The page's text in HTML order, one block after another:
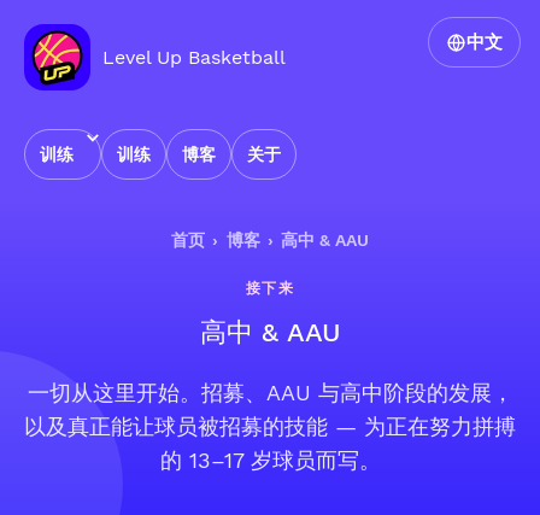
Level Up Basketball
训练 训练 博客 关于
中文
首页 › 博客 › 高中 & AAU
接下来
高中 & AAU
一切从这里开始。招募、AAU 与高中阶段的发展，
以及真正能让球员被招募的技能 — 为正在努力拼搏
的 13–17 岁球员而写。